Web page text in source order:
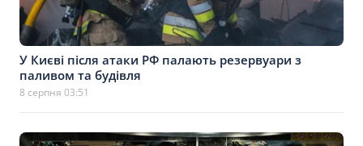
У Києві після атаки РФ палають резервуари з
паливом та будівля
8 серпня 03:51